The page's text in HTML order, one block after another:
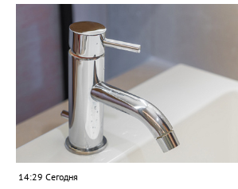
Система позволяет голосовать с любого
в интернет из любого места. Участвовать в
месту нахождения поможет механизм
избиратель». Такой возможностью хотят
более 900 южноуральцев. Заявления –
территориальных избиркомах - также
сентября, а с 9 сентября к этому процессу
участковые комиссии. Голосование на
пройдёт 18, 19 и 20 сентября.
14:29 Сегодня